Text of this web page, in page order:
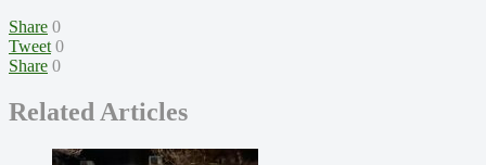
Share 0
Tweet 0
Share 0
Related Articles